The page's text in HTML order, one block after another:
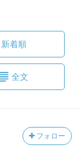
新着順
全文
フォロー